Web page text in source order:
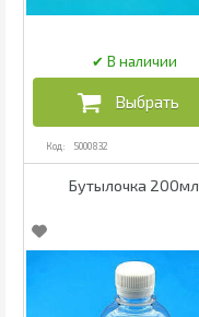
5000832
Бутылочка 200мл